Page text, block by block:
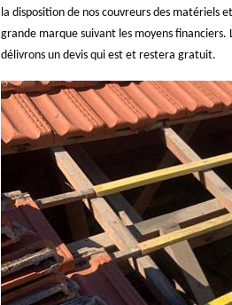
la disposition de nos couvreurs des matériels
grande marque suivant les moyens
délivrons un devis qui est et restera gratuit.